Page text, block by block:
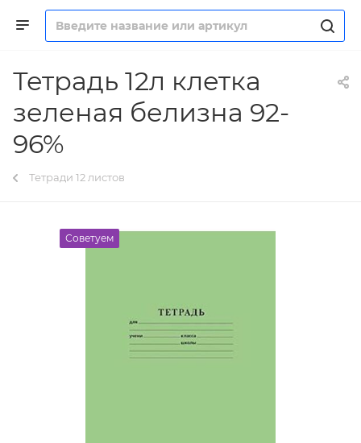
Тетрадь 12л клетка
зеленая белизна 92-
96%
Тетради 12 листов
Советуем